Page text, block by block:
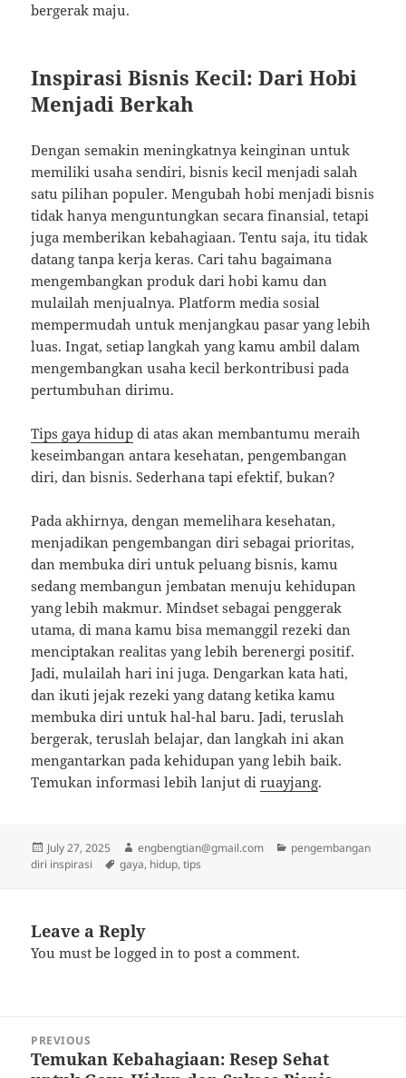
bergerak maju.
Inspirasi Bisnis Kecil: Dari Hobi
Menjadi Berkah
Dengan semakin meningkatnya keinginan untuk
memiliki usaha sendiri, bisnis kecil menjadi salah
satu pilihan populer. Mengubah hobi menjadi bisnis
tidak hanya menguntungkan secara finansial, tetapi
juga memberikan kebahagiaan. Tentu saja, itu tidak
datang tanpa kerja keras. Cari tahu bagaimana
mengembangkan produk dari hobi kamu dan
mulailah menjualnya. Platform media sosial
mempermudah untuk menjangkau pasar yang lebih
luas. Ingat, setiap langkah yang kamu ambil dalam
mengembangkan usaha kecil berkontribusi pada
pertumbuhan dirimu.
Tips gaya hidup di atas akan membantumu meraih
keseimbangan antara kesehatan, pengembangan
diri, dan bisnis. Sederhana tapi efektif, bukan?
Pada akhirnya, dengan memelihara kesehatan,
menjadikan pengembangan diri sebagai prioritas,
dan membuka diri untuk peluang bisnis, kamu
sedang membangun jembatan menuju kehidupan
yang lebih makmur. Mindset sebagai penggerak
utama, di mana kamu bisa memanggil rezeki dan
menciptakan realitas yang lebih berenergi positif.
Jadi, mulailah hari ini juga. Dengarkan kata hati,
dan ikuti jejak rezeki yang datang ketika kamu
membuka diri untuk hal-hal baru. Jadi, teruslah
bergerak, teruslah belajar, dan langkah ini akan
mengantarkan pada kehidupan yang lebih baik.
Temukan informasi lebih lanjut diruayjang.
Posted
on
July 27, 2025 Author
engbengtian@gmail.com Categories
pengembangan
diri inspirasi
Tags
gaya, hidup,tips
Leave a Reply
You must belogged in to post a comment.
navigation
PREVIOUS
Previous
Temukan Kebahagiaan: Resep Sehat